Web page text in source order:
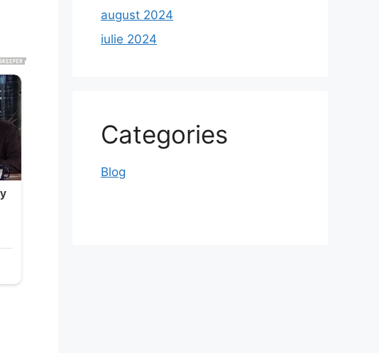
august 2024
iulie 2024
Categories
Blog